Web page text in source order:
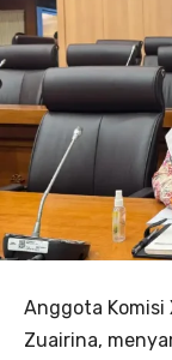
Anggota Komisi
Zuairina,